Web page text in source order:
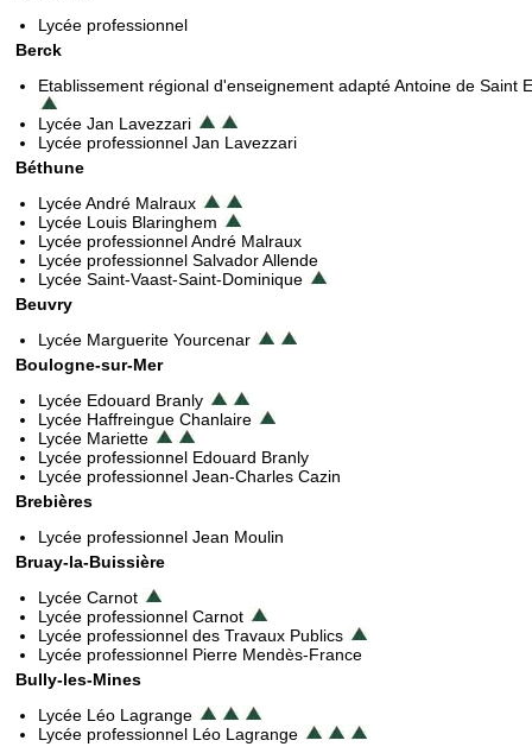
Lycée professionnel
Berck
Etablissement régional d'enseignement adapté Antoine de Saint
Lycée Jan Lavezzari
Lycée professionnel Jan Lavezzari
Béthune
Lycée André Malraux
Lycée Louis Blaringhem
Lycée professionnel André Malraux
Lycée professionnel Salvador Allende
Lycée Saint-Vaast-Saint-Dominique
Beuvry
Lycée Marguerite Yourcenar
Boulogne-sur-Mer
Lycée Edouard Branly
Lycée Haffreingue Chanlaire
Lycée Mariette
Lycée professionnel Edouard Branly
Lycée professionnel Jean-Charles Cazin
Brebières
Lycée professionnel Jean Moulin
Bruay-la-Buissière
Lycée Carnot
Lycée professionnel Carnot
Lycée professionnel des Travaux Publics
Lycée professionnel Pierre Mendès-France
Bully-les-Mines
Lycée Léo Lagrange
Lycée professionnel Léo Lagrange